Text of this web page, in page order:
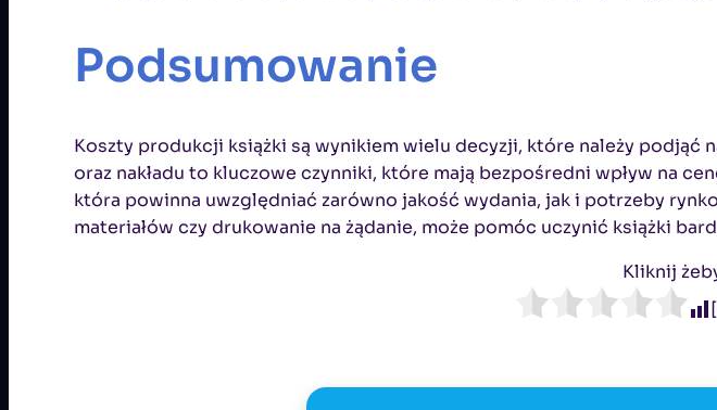
Podsumowanie
Koszty produkcji książki są wynikiem wielu decyzji, które należy
oraz nakładu to kluczowe czynniki, które mają bezpośredni wpływ na
która powinna uwzględniać zarówno jakość wydania, jak i potrzeby
materiałów czy drukowanie na żądanie, może pomóc uczynić książki
Kliknij